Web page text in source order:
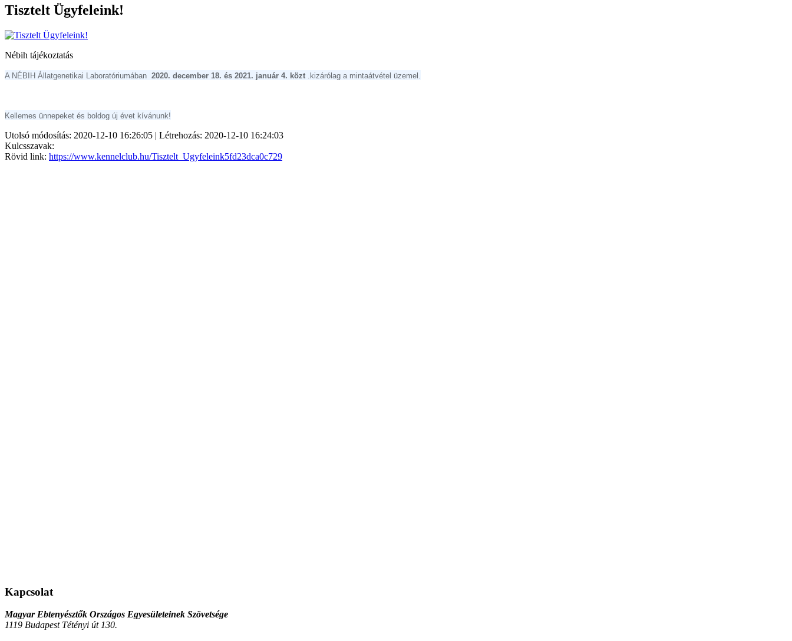
Tisztelt Ügyfeleink!
Nébih tájékoztatás
A NÉBIH Állatgenetikai Laboratóriumában 2020. december 18. és 2021. január 4. közt .kizárólag a mintaátvétel üzemel.
Kellemes ünnepeket és boldog új évet kívánunk!
Utolsó módosítás: 2020-12-10 16:26:05 | Létrehozás: 2020-12-10 16:24:03
Kulcsszavak:
Rövid link: https://www.kennelclub.hu/Tisztelt_Ugyfeleink5fd23dca0c729
Kapcsolat
Magyar Ebtenyésztők Országos Egyesületeinek Szövetsége
1119 Budapest Tétényi út 130.